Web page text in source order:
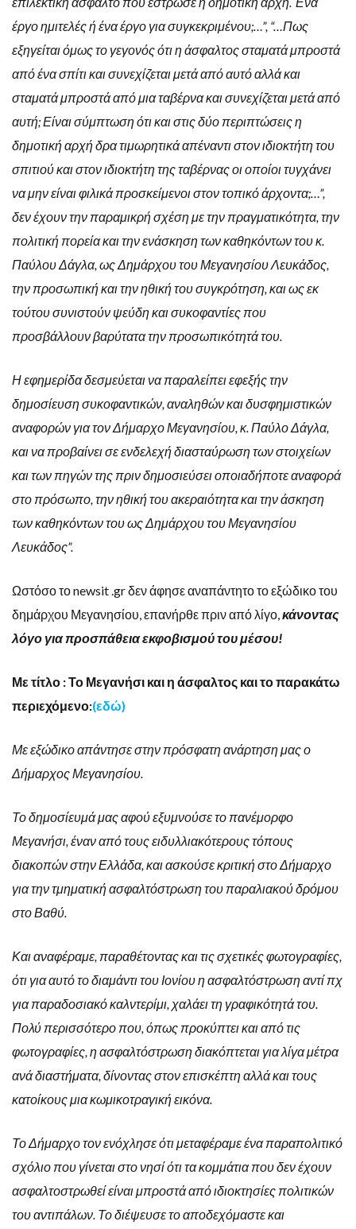
έργο ημιτελές ή ένα έργο για συγκεκριμένου;…”, “…Πως
εξηγείται όμως το γεγονός ότι η άσφαλτος σταματά μπροστά
από ένα σπίτι και συνεχίζεται μετά από αυτό αλλά και
σταματά μπροστά από μια ταβέρνα και συνεχίζεται μετά από
αυτή; Είναι σύμπτωση ότι και στις δύο περιπτώσεις η
δημοτική αρχή δρα τιμωρητικά απέναντι στον ιδιοκτήτη του
σπιτιού και στον ιδιοκτήτη της ταβέρνας οι οποίοι τυγχάνει
να μην είναι φιλικά προσκείμενοι στον τοπικό άρχοντα;…”,
δεν έχουν την παραμικρή σχέση με την πραγματικότητα, την
πολιτική πορεία και την ενάσκηση των καθηκόντων του κ.
Παύλου Δάγλα, ως Δημάρχου του Μεγανησίου Λευκάδος,
την προσωπική και την ηθική του συγκρότηση, και ως εκ
τούτου συνιστούν ψεύδη και συκοφαντίες που
προσβάλλουν βαρύτατα την προσωπικότητά του.
Η εφημερίδα δεσμεύεται να παραλείπει εφεξής την
δημοσίευση συκοφαντικών, αναληθών και δυσφημιστικών
αναφορών για τον Δήμαρχο Μεγανησίου, κ. Παύλο Δάγλα,
και να προβαίνει σε ενδελεχή διασταύρωση των στοιχείων
και των πηγών της πριν δημοσιεύσει οποιαδήποτε αναφορά
στο πρόσωπο, την ηθική του ακεραιότητα και την άσκηση
των καθηκόντων του ως Δημάρχου του Μεγανησίου
Λευκάδος”.
Ωστόσο το newsit .gr δεν άφησε αναπάντητο το εξώδικο του
δημάρχου Μεγανησίου, επανήρθε πριν από λίγο,κάνοντας
λόγο για προσπάθεια εκφοβισμού του μέσου!
Με τίτλο : Το Μεγανήσι και η άσφαλτος και το παρακάτω
περιεχόμενο:(εδώ)
Με εξώδικο απάντησε στην πρόσφατη ανάρτηση μας ο
Δήμαρχος Μεγανησίου.
Το δημοσίευμά μας αφού εξυμνούσε το πανέμορφο
Μεγανήσι, έναν από τους ειδυλλιακότερους τόπους
διακοπών στην Ελλάδα, και ασκούσε κριτική στο Δήμαρχο
για την τμηματική ασφαλτόστρωση του παραλιακού δρόμου
στο Βαθύ.
Και αναφέραμε, παραθέτοντας και τις σχετικές φωτογραφίες,
ότι για αυτό το διαμάντι του Ιονίου η ασφαλτόστρωση αντί πχ
για παραδοσιακό καλντερίμι, χαλάει τη γραφικότητά του.
Πολύ περισσότερο που, όπως προκύπτει και από τις
φωτογραφίες, η ασφαλτόστρωση διακόπτεται για λίγα μέτρα
ανά διαστήματα, δίνοντας στον επισκέπτη αλλά και τους
κατοίκους μια κωμικοτραγική εικόνα.
Το Δήμαρχο τον ενόχλησε ότι μεταφέραμε ένα παραπολιτικό
σχόλιο που γίνεται στο νησί ότι τα κομμάτια που δεν έχουν
ασφαλτοστρωθεί είναι μπροστά από ιδιοκτησίες πολιτικών
του αντιπάλων. Το διέψευσε το αποδεχόμαστε και